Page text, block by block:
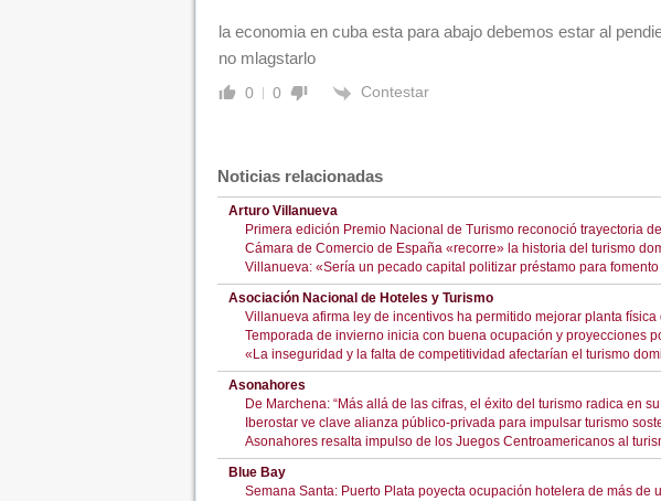
la economia en cuba esta para abajo debemos estar al
no mlagstarlo
0 0 Contestar
Noticias relacionadas
Arturo Villanueva
Primera edición Premio Nacional de Turismo reconoció trayectoria
Cámara de Comercio de España «recorre» la historia del turismo
Villanueva: «Sería un pecado capital politizar préstamo para
Asociación Nacional de Hoteles y Turismo
Villanueva afirma ley de incentivos ha permitido mejorar planta física
Temporada de invierno inicia con buena ocupación y proyecciones
«La inseguridad y la falta de competitividad afectarían el turismo
Asonahores
De Marchena: “Más allá de las cifras, el éxito del turismo radica en
Iberostar ve clave alianza público-privada para impulsar turismo
Asonahores resalta impulso de los Juegos Centroamericanos al
Blue Bay
Semana Santa: Puerto Plata poyecta ocupación hotelera de más de